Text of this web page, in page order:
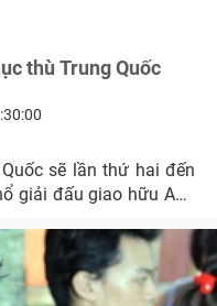
thù Trung Quốc
sẽ lần thứ hai đến
giải đấu giao hữu AoE